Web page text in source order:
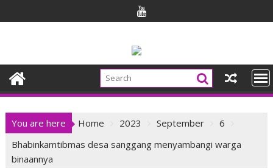
to
You are here Home 2023 September
6
Bhabinkamtibmas desa sanggang menyambangi warga
binaannya